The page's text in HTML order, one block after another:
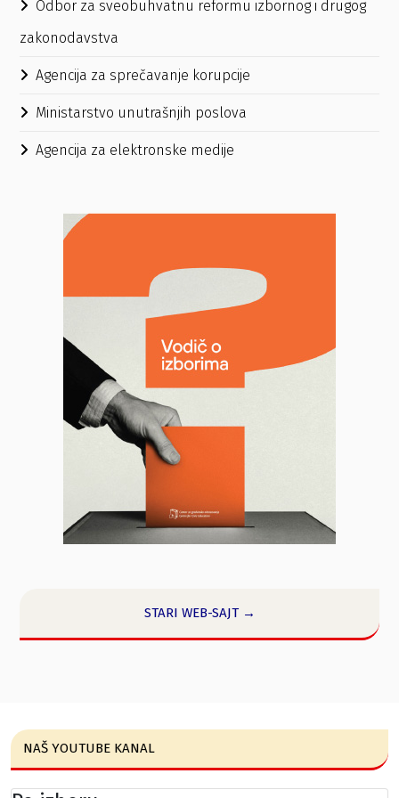
Odbor za sveobuhvatnu reformu izbornog i drugog
zakonodavstva
Agencija za sprečavanje korupcije
Ministarstvo unutrašnjih poslova
Agencija za elektronske medije
STARI WEB-SAJT →
NAŠ YOUTUBE KANAL